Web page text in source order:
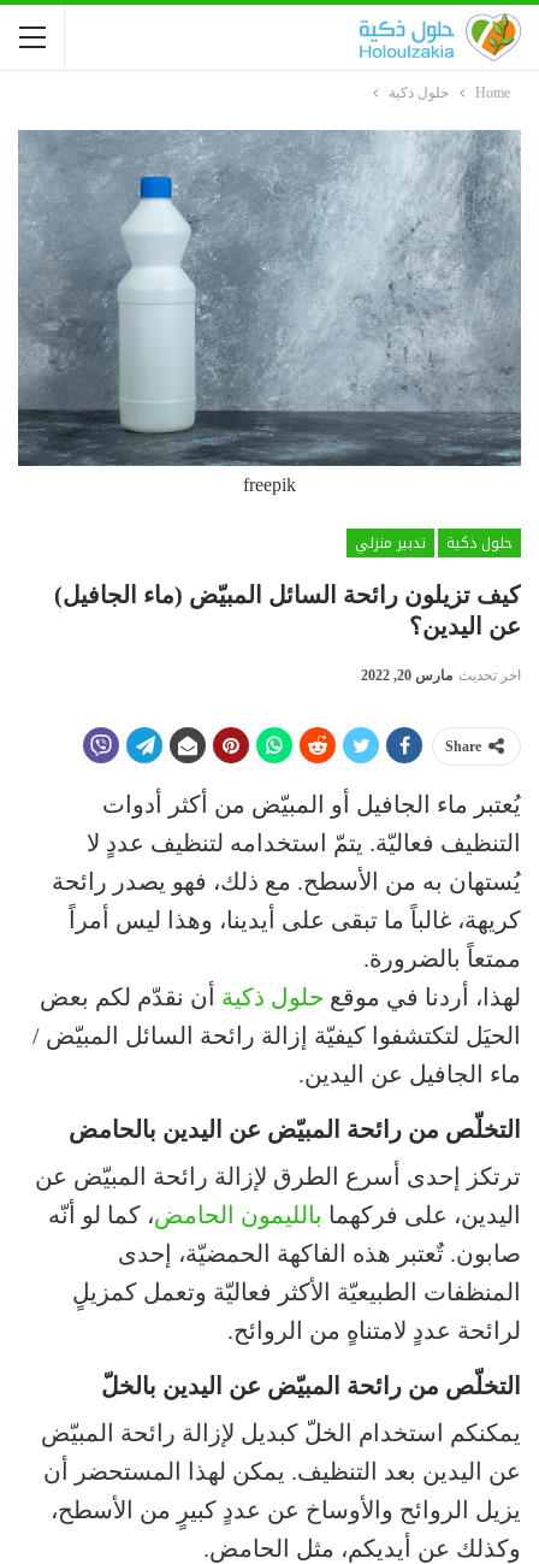
Home حلول ذكية
freepik
حلول ذكية
تدبير منزلي
كيف تزيلون رائحة السائل المبيّض (ماء الجافيل)
عن اليدين؟
اخر تحديث مارس 20, 2022
Share
يُعتبر ماء الجافيل أو المبيّض من أكثر أدوات
التنظيف فعاليّة. يتمّ استخدامه لتنظيف عددٍ لا
يُستهان به من الأسطح. مع ذلك، فهو يصدر رائحة
كريهة، غالباً ما تبقى على أيدينا، وهذا ليس أمراً
ممتعاً بالضرورة.
لهذا، أردنا في موقع حلول ذكية أن نقدّم لكم بعض
الحيَل لتكتشفوا كيفيّة إزالة رائحة السائل المبيّض /
ماء الجافيل عن اليدين.
التخلّص من رائحة المبيّض عن اليدين بالحامض
ترتكز إحدى أسرع الطرق لإزالة رائحة المبيّض عن
اليدين، على فركهما بالليمون الحامض، كما لو أنّه
صابون. تٌعتبر هذه الفاكهة الحمضيّة، إحدى
المنظفات الطبيعيّة الأكثر فعاليّة وتعمل كمزيلٍ
لرائحة عددٍ لامتناهٍ من الروائح.
التخلّص من رائحة المبيّض عن اليدين بالخلّ
يمكنكم استخدام الخلّ كبديل لإزالة رائحة المبيّض
عن اليدين بعد التنظيف. يمكن لهذا المستحضر أن
يزيل الروائح والأوساخ عن عددٍ كبيرٍ من الأسطح،
وكذلك عن أيديكم، مثل الحامض.